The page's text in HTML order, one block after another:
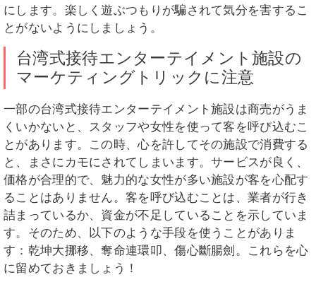
にします。楽しく遊ぶつもりが騙されて気分を害するこ
とがないようにしましょう。
台湾式接待エンターテイメント施設の
マーケティングトリックに注意
一部の台湾式接待エンターテイメント施設は商売がうま
くいかないと、スタッフや女性を使って客を呼び込むこ
とがあります。この時、心を許してその施設で消費する
と、まさにカモにされてしまいます。サービスが良く、
価格が合理的で、魅力的な女性が多い施設が客を心配す
ることはありません。客を呼び込むことは、業者が行き
詰まっているか、資金が不足していることを示していま
す。そのため、以下のような手段を使うことがありま
す：乾坤大挪移、奪命連環叩、傷心斷腸劍。これらを心
に留めておきましょう！